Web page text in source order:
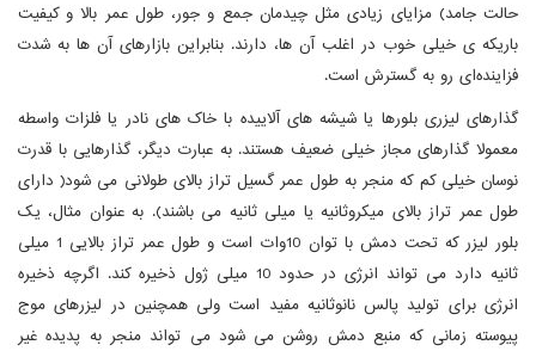
حالت جامد) مزایای زیادی مثل چیدمان جمع و جور، طول عمر بالا و کیفیت
باریکه ی خیلی خوب در اغلب آن ها، دارند. بنابراین بازارهای آن ها به شدت
فزاینده‌ای رو به گسترش است.
گذارهای لیزری بلورها یا شیشه های آلاییده با خاک های نادر یا فلزات واسطه
معمولا گذارهای مجاز خیلی ضعیف هستند. به عبارت دیگر، گذارهایی با قدرت
نوسان خیلی کم که منجر به طول عمر گسیل تراز بالای طولانی می شود( دارای
طول عمر تراز بالای میکروثانیه یا میلی ثانیه می باشند). به عنوان مثال، یک
بلور لیزر که تحت دمش با توان 10وات است و طول عمر تراز بالایی 1 میلی
ثانیه دارد می تواند انرژی در حدود 10 میلی ژول ذخیره کند. اگرچه ذخیره
انرژی برای تولید پالس نانوثانیه مفید است ولی همچنین در لیزرهای موج
پیوسته زمانی که منبع دمش روشن می شود می تواند منجر به پدیده غیر